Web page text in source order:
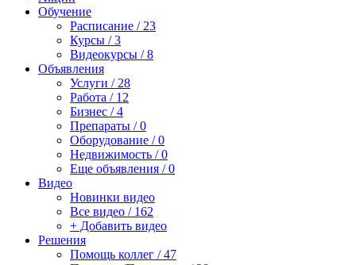
Обучение
Расписание / 23
Курсы / 3
Видеокурсы / 8
Объявления
Услуги / 28
Работа / 12
Бизнес / 4
Препараты / 0
Оборудование / 0
Недвижимость / 0
Еще объявления / 0
Видео
Новинки видео
Все видео / 162
+ Добавить видео
Решения
Помощь коллег / 47